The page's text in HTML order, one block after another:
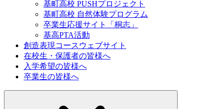
基町高校 PUSHプロジェクト
基町高校 自然体験プログラム
卒業生応援サイト「桐志」
基高PTA活動
創造表現コースウェブサイト
在校生・保護者の皆様へ
入学希望の皆様へ
卒業生の皆様へ